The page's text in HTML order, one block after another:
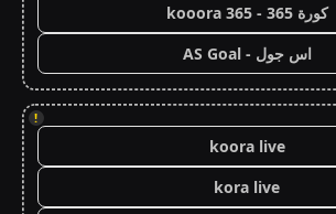
كورة 365 - kooora 365
اس جول - AS Goal
!
koora live
kora live